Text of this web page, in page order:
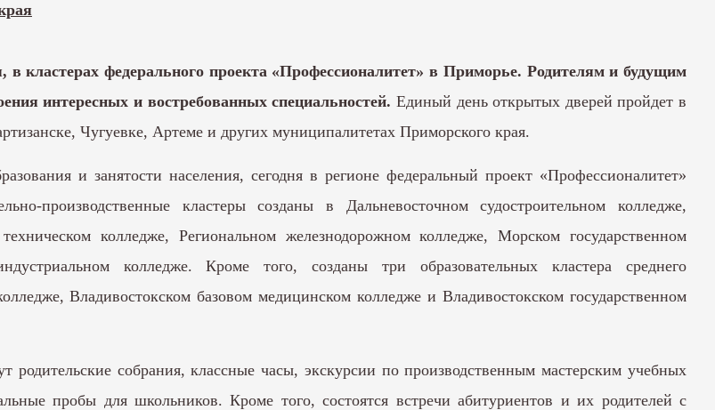
кластерах федерального проекта «Профессионалитет» в Приморье. Родителям и будущим
интересных и востребованных специальностей. Единый день открытых дверей пройдет в
Чугуевке, Артеме и других муниципалитетах Приморского края.
и занятости населения, сегодня в регионе федеральный проект «Профессионалитет»
производственные кластеры созданы в Дальневосточном судостроительном колледже,
колледже, Региональном железнодорожном колледже, Морском государственном
колледже. Кроме того, созданы три образовательных кластера среднего
Владивостокском базовом медицинском колледже и Владивостокском государственном
собрания, классные часы, экскурсии по производственным мастерским учебных
пробы для школьников. Кроме того, состоятся встречи абитуриентов и их родителей с